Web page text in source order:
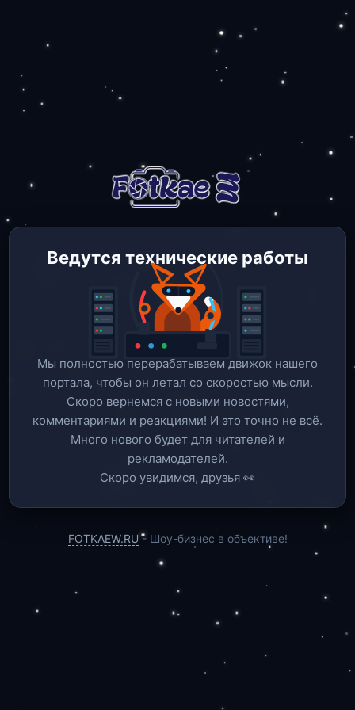
Ведутся технические работы
Мы полностью перерабатываем движок нашего
портала, чтобы он летал со скоростью мысли.
Скоро вернемся c новыми новостями,
комментариями и реакциями! И это точно не всё.
Много нового будет для читателей и
рекламодателей.
Скоро увидимся, друзья 👀
FOTKAEW.RU- Шоу-бизнес в объективе!